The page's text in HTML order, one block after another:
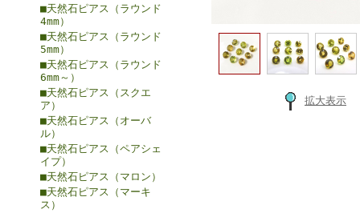
■天然石ピアス（ラウンド
4mm）
■天然石ピアス（ラウンド
5mm）
■天然石ピアス（ラウンド
6mm～）
■天然石ピアス（スクエ
ア）
■天然石ピアス（オーバ
ル）
■天然石ピアス（ペアシェ
イプ）
■天然石ピアス（マロン）
■天然石ピアス（マーキ
ス）
拡大表示